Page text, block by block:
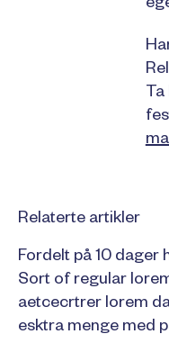
Relaterte artikler
Fordelt på 10 dager
Sort of regular
aetcecrtrer lorem
esktra menge med